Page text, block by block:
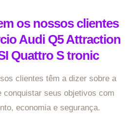
os nossos clientes
Audi Q5 Attraction
Quattro S tronic
clientes têm a dizer sobre a
conquistar seus objetivos com
economia e segurança.